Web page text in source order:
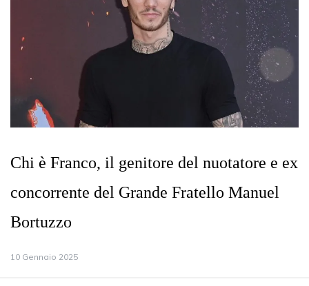
Chi è Franco, il genitore del nuotatore e ex
concorrente del Grande Fratello Manuel
Bortuzzo
10 Gennaio 2025